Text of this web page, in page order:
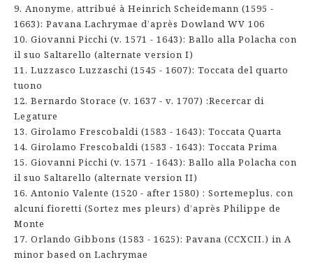
9. Anonyme, attribué à Heinrich Scheidemann (1595 -
1663): Pavana Lachrymae d’après Dowland WV 106
10. Giovanni Picchi (v. 1571 - 1643): Ballo alla Polacha con
il suo Saltarello (alternate version I)
11. Luzzasco Luzzaschi (1545 - 1607): Toccata del quarto
tuono
12. Bernardo Storace (v. 1637 - v. 1707) :Recercar di
Legature
13. Girolamo Frescobaldi (1583 - 1643): Toccata Quarta
14. Girolamo Frescobaldi (1583 - 1643): Toccata Prima
15. Giovanni Picchi (v. 1571 - 1643): Ballo alla Polacha con
il suo Saltarello (alternate version II)
16. Antonio Valente (1520 - after 1580) : Sortemeplus, con
alcuni fioretti (Sortez mes pleurs) d’après Philippe de
Monte
17. Orlando Gibbons (1583 - 1625): Pavana (CCXCII.) in A
minor based on Lachrymae